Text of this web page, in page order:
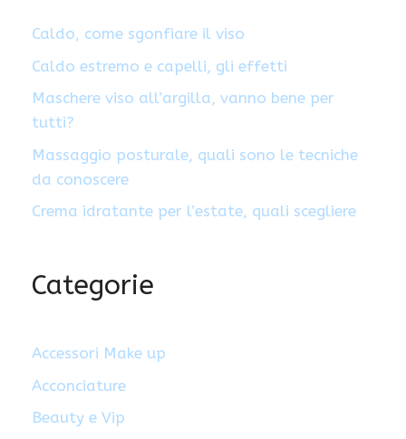
Caldo, come sgonfiare il viso
Caldo estremo e capelli, gli effetti
Maschere viso all’argilla, vanno bene per
tutti?
Massaggio posturale, quali sono le tecniche
da conoscere
Crema idratante per l’estate, quali scegliere
Categorie
Accessori Make up
Acconciature
Beauty e Vip